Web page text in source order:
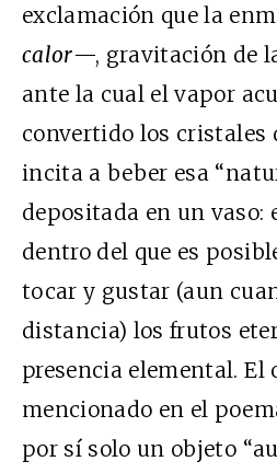
exclamación que la
calor—, gravitación de
ante la cual el vapor
convertido los cristales
incita a beber esa
depositada en un
dentro del que es
tocar y gustar (aun
distancia) los frutos
presencia elemental. El
mencionado en el
por sí solo un objeto